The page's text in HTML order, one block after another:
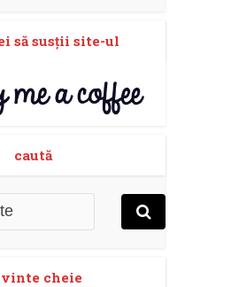
să susţii site-ul
caută
cheie